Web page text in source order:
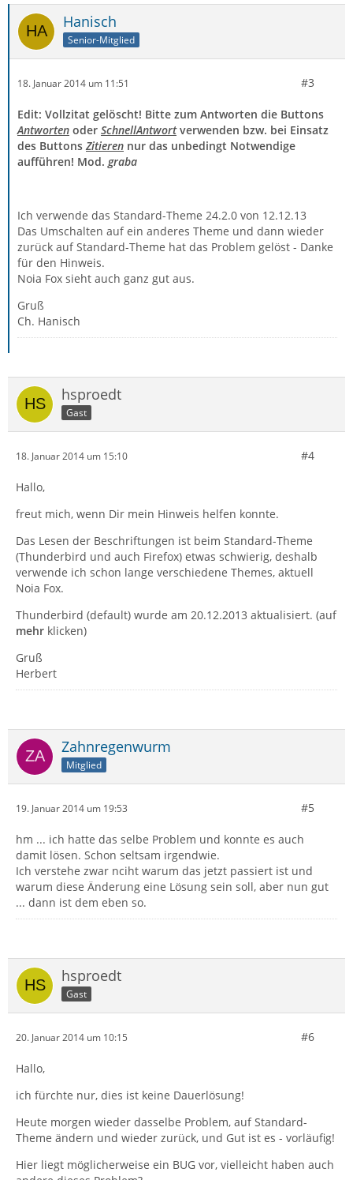
Hanisch
Senior-Mitglied
18. Januar 2014 um 11:51 #3
Edit: Vollzitat gelöscht! Bitte zum Antworten die Buttons
Antworten oder SchnellAntwortverwenden bzw. bei Einsatz
des ButtonsZitieren nur das unbedingt Notwendige
aufführen! Mod. graba
Ich verwende das Standard-Theme 24.2.0 von 12.12.13
Das Umschalten auf ein anderes Theme und dann wieder
zurück auf Standard-Theme hat das Problem gelöst - Danke
für den Hinweis.
Noia Fox sieht auch ganz gut aus.
Gruß
Ch. Hanisch
hsproedt
Gast
18. Januar 2014 um 15:10 #4
Hallo,
freut mich, wenn Dir mein Hinweis helfen konnte.
Das Lesen der Beschriftungen ist beim Standard-Theme
(Thunderbird und auch Firefox) etwas schwierig, deshalb
verwende ich schon lange verschiedene Themes, aktuell
Noia Fox.
Thunderbird (default) wurde am 20.12.2013 aktualisiert. (auf
mehr klicken)
Gruß
Herbert
Zahnregenwurm
Mitglied
19. Januar 2014 um 19:53 #5
hm ... ich hatte das selbe Problem und konnte es auch
damit lösen. Schon seltsam irgendwie.
Ich verstehe zwar nciht warum das jetzt passiert ist und
warum diese Änderung eine Lösung sein soll, aber nun gut
... dann ist dem eben so.
hsproedt
Gast
20. Januar 2014 um 10:15 #6
Hallo,
ich fürchte nur, dies ist keine Dauerlösung!
Heute morgen wieder dasselbe Problem, auf Standard-
Theme ändern und wieder zurück, und Gut ist es - vorläufig!
Hier liegt möglicherweise ein BUG vor, vielleicht haben auch